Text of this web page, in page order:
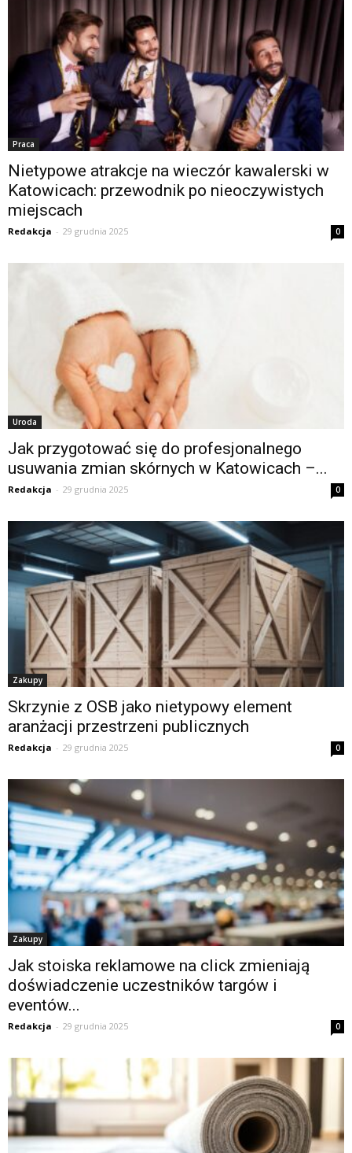
Praca
Nietypowe atrakcje na wieczór kawalerski w
Katowicach: przewodnik po nieoczywistych
miejscach
Redakcja - 29 grudnia 2025 0
Uroda
Jak przygotować się do profesjonalnego
usuwania zmian skórnych w Katowicach –...
Redakcja - 29 grudnia 2025 0
Zakupy
Skrzynie z OSB jako nietypowy element
aranżacji przestrzeni publicznych
Redakcja - 29 grudnia 2025 0
Zakupy
Jak stoiska reklamowe na click zmieniają
doświadczenie uczestników targów i
eventów...
Redakcja - 29 grudnia 2025 0